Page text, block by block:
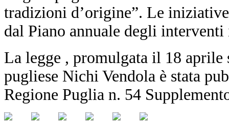
tradizioni d’origine”. Le
dal Piano annuale degli
La legge , promulgata il 18 aprile
pugliese Nichi Vendola è stata
Regione Puglia n. 54